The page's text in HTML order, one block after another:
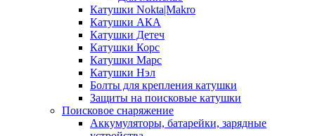
Катушки Nokta|Makro
Катушки АКА
Катушки Детеч
Катушки Корс
Катушки Марс
Катушки Нэл
Болты для крепления катушки
Защиты на поисковые катушки
Поисковое снаряжение
Аккумуляторы, батарейки, зарядные